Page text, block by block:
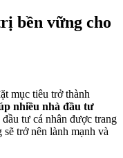
bền vững cho
mục tiêu trở thành
nhiều nhà đầu tư
tư cá nhân được trang
trở nên lành mạnh và